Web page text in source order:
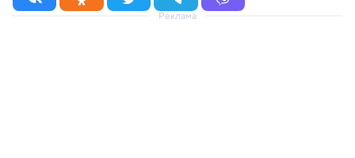
Реклама